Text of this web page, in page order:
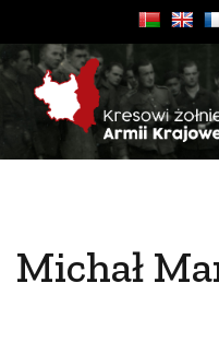
Michał